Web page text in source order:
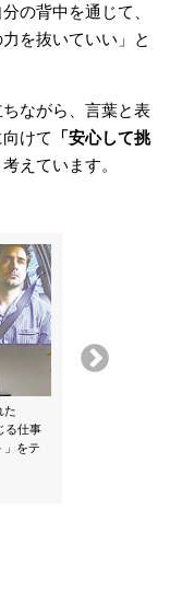
の背中を通じて、
を抜いていい」と
ながら、言葉と表
けて
「安心して挑
考えています。
た
る仕事
」をテ